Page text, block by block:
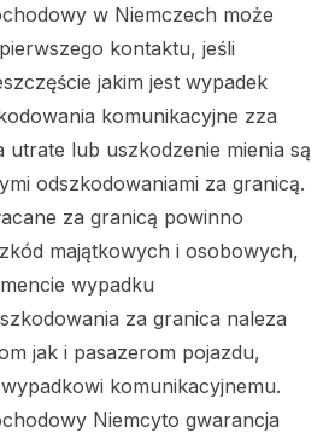
w Niemczech może
kontaktu, jeśli
jakim jest wypadek
komunikacyjne zza
lub uszkodzenie mienia są
odszkodowaniami za granicą.
za granicą powinno
majątkowych i osobowych,
wypadku
za granica naleza
jak i pasazerom pojazdu,
komunikacyjnemu.
Niemcyto gwarancja